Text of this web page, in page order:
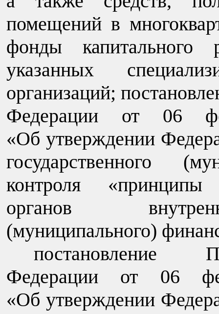
помещений в
фонды капитального
указанных
организаций;
Федерации от
«Об утверждении
государственного
контроля «принципы
органов
(муниципального)
постановление
Федерации от 06
«Об утверждении